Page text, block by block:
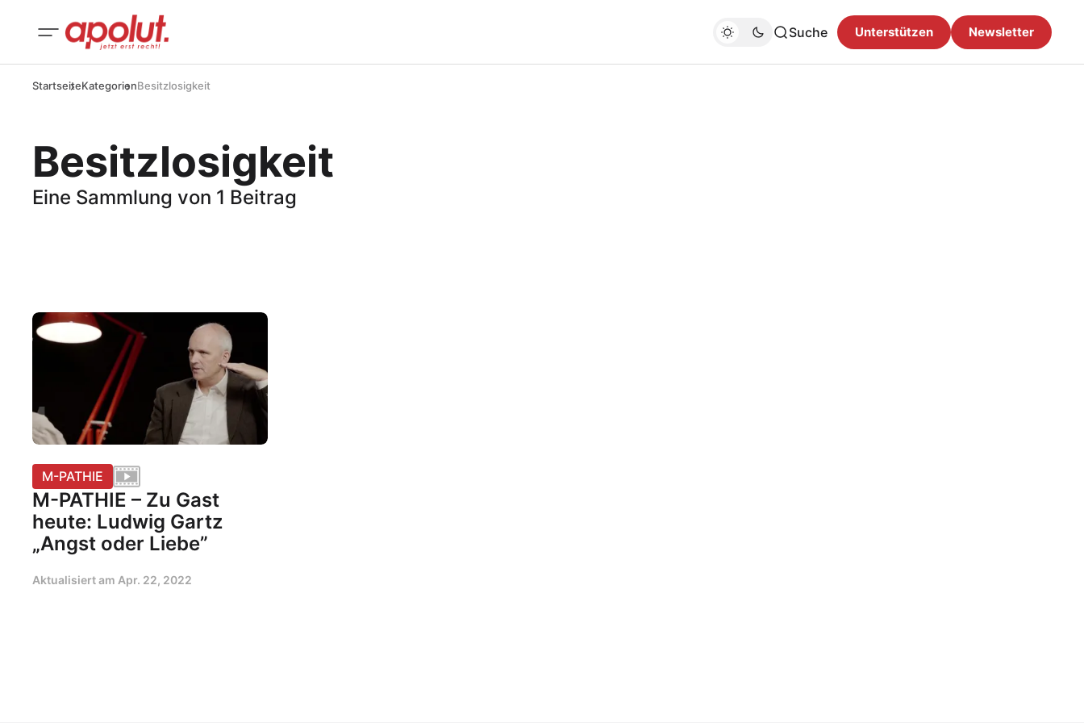
Suche Unterstützen Newsletter
StartseiteKategorienBesitzlosigkeit
Besitzlosigkeit
Eine Sammlung von 1 Beitrag
M-PATHIE
M-PATHIE – Zu Gast
heute: Ludwig Gartz
„Angst oder Liebe”
Aktualisiert am Apr. 22, 2022